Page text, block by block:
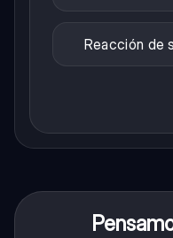
Reacción de